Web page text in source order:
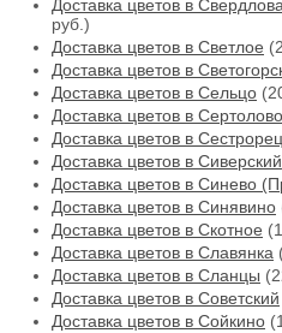
Доставка цветов в
руб.)
Доставка цветов в Светлое
Доставка цветов в
Доставка цветов в Сельцо
Доставка цветов в Сертолово
Доставка цветов в
Доставка цветов в Сиверский
Доставка цветов в Синево
Доставка цветов в Синявино
Доставка цветов в Скотное
Доставка цветов в Славянка
Доставка цветов в Сланцы
Доставка цветов в Советский
Доставка цветов в Сойкино